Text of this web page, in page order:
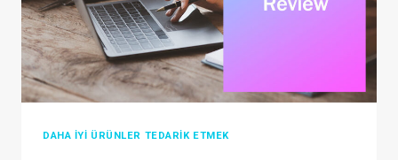
DAHA İYI ÜRÜNLER TEDARIK ETMEK